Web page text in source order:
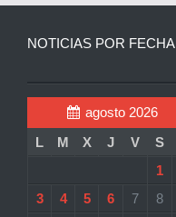
NOTICIAS POR FECHA
agosto 2026
L
M X J V S
1
3
4 5 6 7 8